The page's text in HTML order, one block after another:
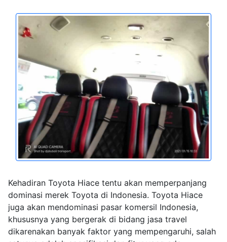
Kehadiran Toyota Hiace tentu akan memperpanjang
dominasi merek Toyota di Indonesia. Toyota Hiace
juga akan mendominasi pasar komersil Indonesia,
khususnya yang bergerak di bidang jasa travel
dikarenakan banyak faktor yang mempengaruhi, salah